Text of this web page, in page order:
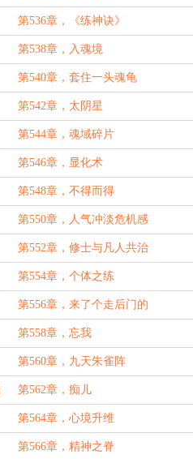
第536章，《练神诀》
第538章，入魂境
第540章，套住一头魂龟
第542章，太阴星
第544章，魂域碎片
第546章，显化术
第548章，不得而得
第550章，人气冲淡危机感
第552章，修士与凡人共治
第554章，个体之练
第556章，来了个走后门的
第558章，忘我
第560章，九天朱雀阵
第562章，痴儿
第564章，心境升维
第566章，精神之脊